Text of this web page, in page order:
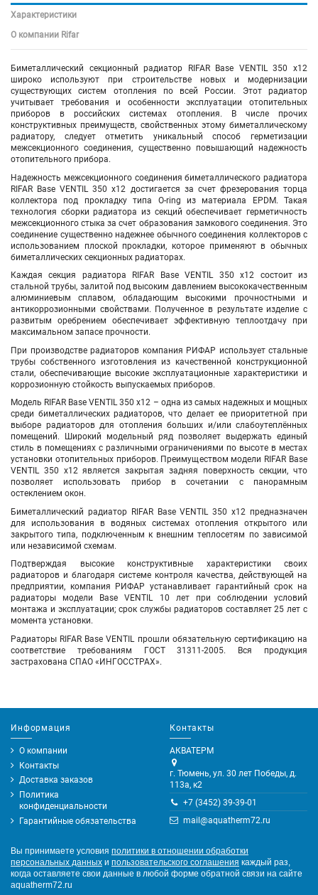
Характеристики
О компании Rifar
Биметаллический секционный радиатор RIFAR Base VENTIL 350 х12
широко используют при строительстве новых и модернизации
существующих систем отопления по всей России. Этот радиатор
учитывает требования и особенности эксплуатации отопительных
приборов в российских системах отопления. В числе прочих
конструктивных преимуществ, свойственных этому биметаллическому
радиатору, следует отметить уникальный способ герметизации
межсекционного соединения, существенно повышающий надежность
отопительного прибора.
Надежность межсекционного соединения биметаллического радиатора
RIFAR Base VENTIL 350х12
достигается за счет фрезерования торца
коллектора под прокладку типа O-ring из материала EPDM. Такая
технология сборки радиатора из секций обеспечивает герметичность
межсекционного стыка за счет образования замкового соединения. Это
соединение существенно надежнее обычного соединения коллекторов с
использованием плоской прокладки, которое применяют в обычных
биметаллических секционных радиаторах.
Каждая секция радиатора RIFAR Base VENTIL 350х12 состоит из
стальной трубы, залитой под высоким давлением высококачественным
алюминиевым сплавом, обладающим высокими прочностными и
антикоррозионными свойствами. Полученное в результате изделие с
развитым оребрением обеспечивает эффективную теплоотдачу при
максимальном запасе прочности.
При производстве радиаторов компания РИФАР использует стальные
трубы собственного изготовления из качественной конструкционной
стали, обеспечивающие высокие эксплуатационные характеристики и
коррозионную стойкость выпускаемых приборов.
Модель RIFAR Base VENTIL 350х12 – одна из самых надежных и мощных
среди биметаллических радиаторов, что делает ее приоритетной при
выборе радиаторов для отопления больших и/или слабоутеплённых
помещений. Широкий модельный ряд позволяет выдержать единый
стиль в помещениях с различными ограничениями по высоте в местах
установки отопительных приборов. Преимуществом модели RIFAR Base
VENTIL 350 х12является закрытая задняя поверхность секции, что
позволяет использовать прибор в сочетании с панорамным
остеклением окон.
Биметаллический радиатор RIFAR Base VENTIL 350х12 предназначен
для использования в водяных системах отопления открытого или
закрытого типа, подключенным к внешним теплосетям по зависимой
или независимой схемам.
Подтверждая высокие конструктивные характеристики своих
радиаторов и благодаря системе контроля качества, действующей на
предприятии, компания РИФАР устанавливает гарантийный срок на
радиаторы модели Base VENTIL 10 лет при соблюдении условий
монтажа и эксплуатации; срок службы радиаторов составляет 25 лет с
момента установки.
Радиаторы RIFAR Base VENTIL прошли обязательную сертификацию на
соответствие требованиям ГОСТ 31311-2005. Вся продукция
застрахована СПАО «ИНГОССТРАХ».
Информация
О компании
Контакты
Доставка заказов
Политика
конфиденциальности
Гарантийные обязательства
Контакты
АКВАТЕРМ
г. Тюмень, ул. 30 лет Победы, д.
113а, к2
+7 (3452) 39-39-01
mail@aquatherm72.ru
Вы принимаете условия политики в отношении обработки
персональных данных и пользовательского соглашения каждый раз,
когда оставляете свои данные в любой форме обратной связи на сайте
aquatherm72.ru